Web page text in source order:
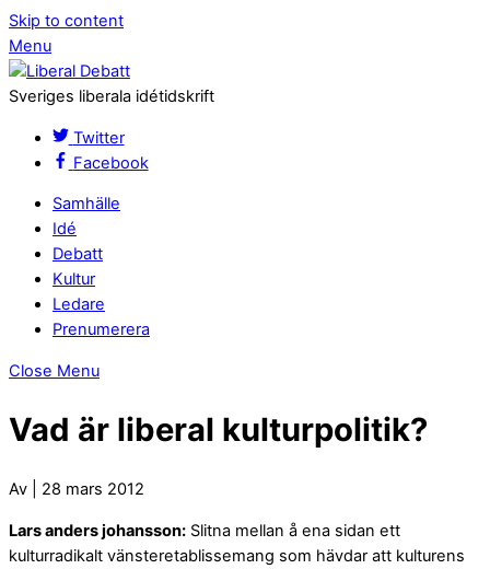
Skip to content
Menu
Sveriges liberala idétidskrift
Twitter
Facebook
Samhälle
Idé
Debatt
Kultur
Ledare
Prenumerera
Close Menu
Vad är liberal kulturpolitik?
Av | 28 mars 2012
Lars anders johansson: Slitna mellan å ena sidan ett
kulturradikalt vänsteretablissemang som hävdar att kulturens